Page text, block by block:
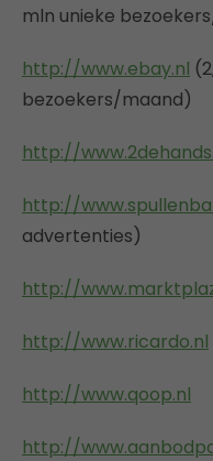
mln unieke
http://www.ebay.nl
bezoekers/maand)
http://
http://
advertenties)
http://
http://www.ricardo.nl
http://www.qoop.nl
http://